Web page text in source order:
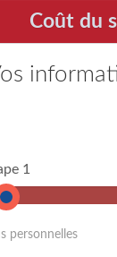
Coût du
1
personnelles